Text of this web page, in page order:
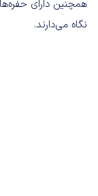
همچنین دارای
نگاه می‌دارند.